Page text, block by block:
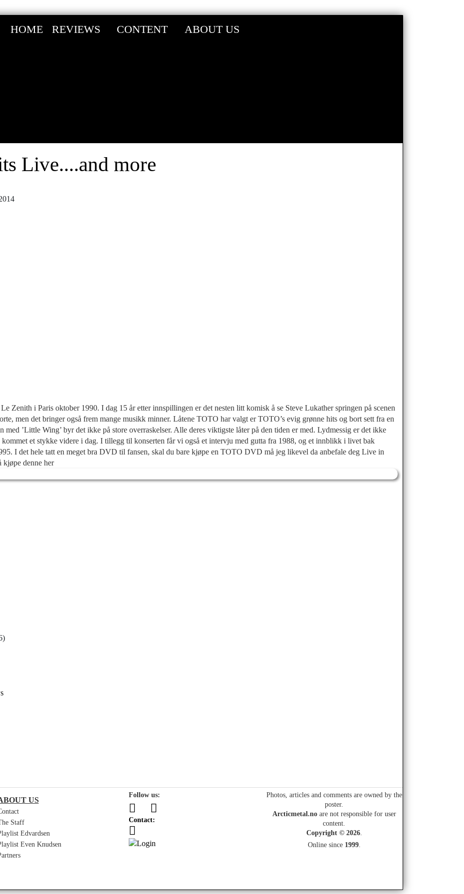
HOME REVIEWS CONTENT ABOUT US
Live....and more
Zenith i Paris oktober 1990. I dag 15 år etter innspillingen er det nesten litt komisk å se Steve Lukather springen på scenen
men det bringer også frem mange musikk minner. Låtene TOTO har valgt er TOTO’s evig grønne hits og bort sett fra en
’Little Wing’ byr det ikke på store overraskelser. Alle deres viktigste låter på den tiden er med. Lydmessig er det ikke
kommet et stykke videre i dag. I tillegg til konserten får vi også et intervju med gutta fra 1988, og et innblikk i livet bak
I det hele tatt en meget bra DVD til fansen, skal du bare kjøpe en TOTO DVD må jeg likevel da anbefale deg Live in
kjøpe denne her
US
Staff
Edvardsen
Even Knudsen
Follow us:
Contact:
Photos, articles and comments are owned by the
poster.
Arcticmetal.noare not responsible for user
content.
Copyright © 2026.
Online since 1999.